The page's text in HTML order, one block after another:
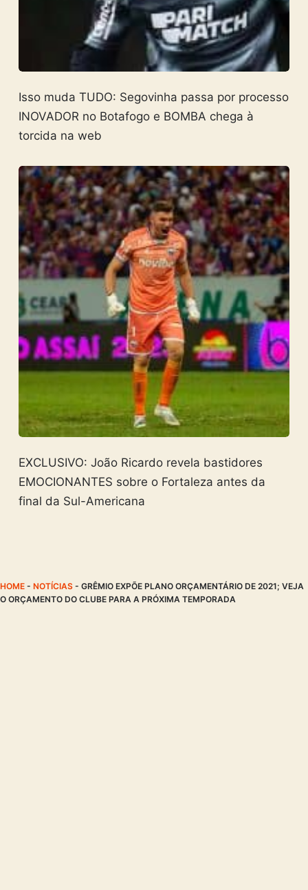
Isso muda TUDO: Segovinha passa por processo
INOVADOR no Botafogo e BOMBA chega à
torcida na web
EXCLUSIVO: João Ricardo revela bastidores
EMOCIONANTES sobre o Fortaleza antes da
final da Sul-Americana
HOME - NOTÍCIAS - GRÊMIO EXPÕE PLANO ORÇAMENTÁRIO DE 2021; VEJA
O ORÇAMENTO DO CLUBE PARA A PRÓXIMA TEMPORADA